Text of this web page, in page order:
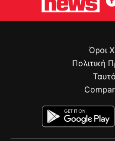
Όροι
Πολιτική